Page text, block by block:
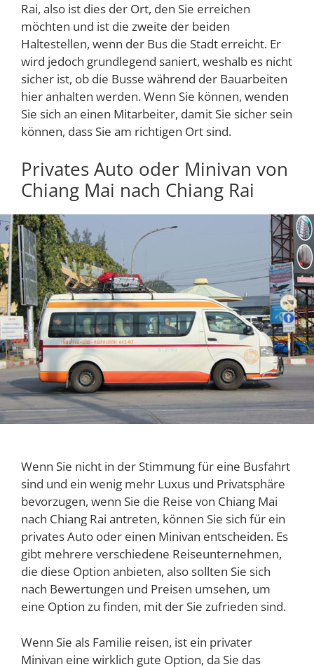
Rai, also ist dies der Ort, den Sie erreichen
möchten und ist die zweite der beiden
Haltestellen, wenn der Bus die Stadt erreicht. Er
wird jedoch grundlegend saniert, weshalb es nicht
sicher ist, ob die Busse während der Bauarbeiten
hier anhalten werden. Wenn Sie können, wenden
Sie sich an einen Mitarbeiter, damit Sie sicher sein
können, dass Sie am richtigen Ort sind.
Privates Auto oder Minivan von
Chiang Mai nach Chiang Rai
Wenn Sie nicht in der Stimmung für eine Busfahrt
sind und ein wenig mehr Luxus und Privatsphäre
bevorzugen, wenn Sie die Reise von Chiang Mai
nach Chiang Rai antreten, können Sie sich für ein
privates Auto oder einen Minivan entscheiden. Es
gibt mehrere verschiedene Reiseunternehmen,
die diese Option anbieten, also sollten Sie sich
nach Bewertungen und Preisen umsehen, um
eine Option zu finden, mit der Sie zufrieden sind.
Wenn Sie als Familie reisen, ist ein privater
Minivan eine wirklich gute Option, da Sie das